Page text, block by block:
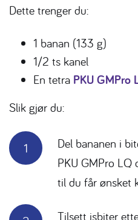
Dette trenger du:
1 banan (133 g)
1/2 ts kanel
En tetra PKU GMPro
Slik gjør du:
Del bananen i
PKU GMPro LQ
til du får ønsket
Tilsett isbiter